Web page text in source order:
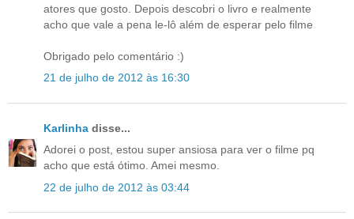
atores que gosto. Depois descobri o livro e realmente
acho que vale a pena le-lô além de esperar pelo filme
Obrigado pelo comentário :)
21 de julho de 2012 às 16:30
Karlinha disse...
Adorei o post, estou super ansiosa para ver o filme pq
acho que está ótimo. Amei mesmo.
22 de julho de 2012 às 03:44